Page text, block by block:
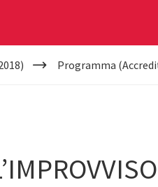
Programma